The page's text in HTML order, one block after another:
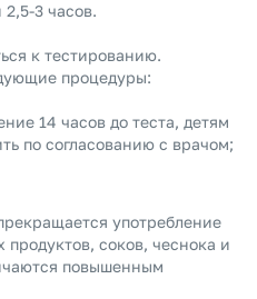
3 часов.
к тестированию.
процедуры:
14 часов до теста, детям
по согласованию с врачом;
употребление
соков, чеснока и
повышенным